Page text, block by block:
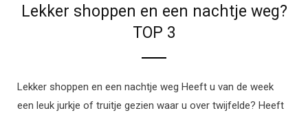
Lekker shoppen en een nachtje weg?
TOP 3
Lekker shoppen en een nachtje weg Heeft u van de week
een leuk jurkje of truitje gezien waar u over twijfelde? Heeft